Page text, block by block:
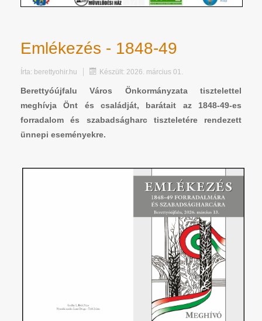
Emlékezés - 1848-49
Írta: berettyohir.hu Készült: 2026. március 01.
Berettyóújfalu Város Önkormányzata tisztelettel
meghívja Önt és családját, barátait az 1848-49-es
forradalom és szabadságharc tiszteletére rendezett
ünnepi eseményekre.